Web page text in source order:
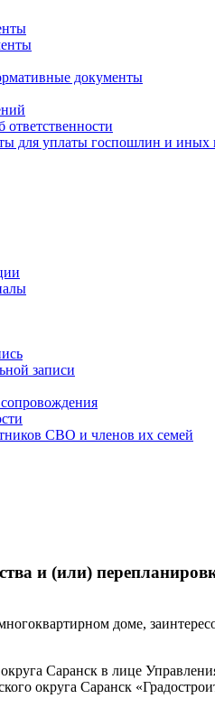
документы
для уплаты госпошлин и иных
записи
сопровождения
СВО и членов их семей
и (или)
доме,
Саранск в лице
округа Саранск